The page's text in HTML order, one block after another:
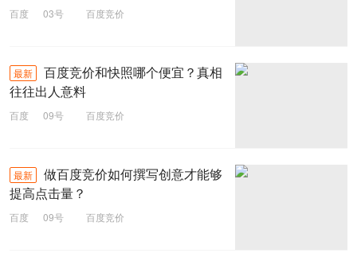
百度 03号 百度竞价
最新
百度竞价和快照哪个便宜？真相
往往出人意料
百度 09号 百度竞价
最新
做百度竞价如何撰写创意才能够
提高点击量？
百度 09号 百度竞价